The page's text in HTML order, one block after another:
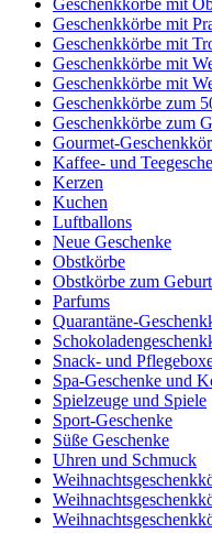
Geschenkkörbe mit
Geschenkkörbe mit
Geschenkkörbe mit
Geschenkkörbe mit
Geschenkkörbe zum
Geschenkkörbe zum
Gourmet-
Kaffee- und
Kerzen
Kuchen
Luftballons
Neue Geschenke
Obstkörbe
Obstkörbe zum
Parfums
Quarantäne-
Snack- und
Spa-Geschenke und
Spielzeuge und Spiele
Sport-Geschenke
Süße Geschenke
Uhren und Schmuck